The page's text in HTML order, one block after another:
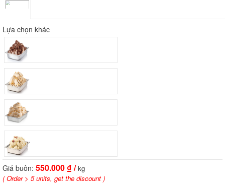
Lựa chọn khác
Giá buôn: 550.000 ₫ / kg
( Order > 5 units, get the discount )